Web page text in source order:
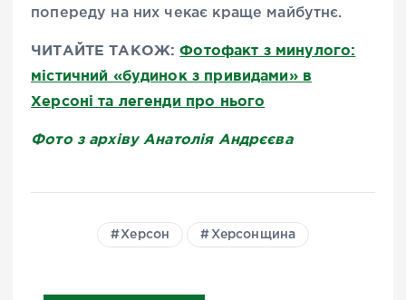
попереду на них чекає краще майбутнє.
ЧИТАЙТЕ ТАКОЖ:Фотофакт з минулого:
містичний «будинок з привидами» в
Херсоні та легенди про нього
Фото з архіву Анатолія Андрєєва
Херсон Херсонщина